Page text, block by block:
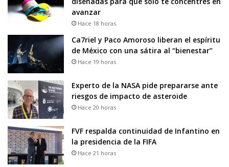
avanzar
Hace 18 horas
Ca7riel y Paco Amoroso liberan el espíritu
de México con una sátira al “bienestar”
Hace 19 horas
Experto de la NASA pide prepararse ante
riesgos de impacto de asteroide
Hace 20 horas
FVF respalda continuidad de Infantino en
la presidencia de la FIFA
Hace 21 horas